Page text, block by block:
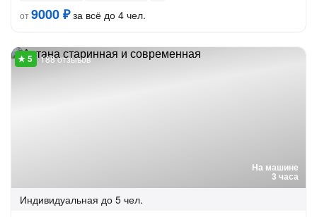
от9000 ₽за всё до 4 чел.
На машине
3 часа
188 отзывов
Индивидуальная до 5 чел.